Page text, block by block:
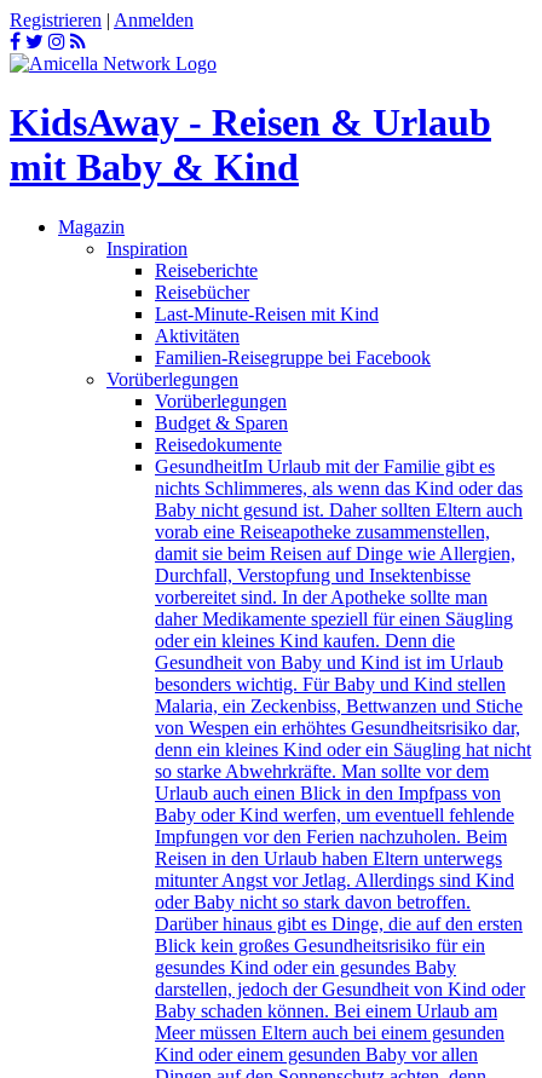
Registrieren | Anmelden
KidsAway - Reisen & Urlaub
mit Baby & Kind
Magazin
Inspiration
Reiseberichte
Reisebücher
Last-Minute-Reisen mit Kind
Aktivitäten
Familien-Reisegruppe bei Facebook
Vorüberlegungen
Vorüberlegungen
Budget & Sparen
Reisedokumente
GesundheitIm Urlaub mit der Familie gibt es
nichts Schlimmeres, als wenn das Kind oder das
Baby nicht gesund ist. Daher sollten Eltern auch
vorab eine Reiseapotheke zusammenstellen,
damit sie beim Reisen auf Dinge wie Allergien,
Durchfall, Verstopfung und Insektenbisse
vorbereitet sind. In der Apotheke sollte man
daher Medikamente speziell für einen Säugling
oder ein kleines Kind kaufen. Denn die
Gesundheit von Baby und Kind ist im Urlaub
besonders wichtig. Für Baby und Kind stellen
Malaria, ein Zeckenbiss, Bettwanzen und Stiche
von Wespen ein erhöhtes Gesundheitsrisiko dar,
denn ein kleines Kind oder ein Säugling hat nicht
so starke Abwehrkräfte. Man sollte vor dem
Urlaub auch einen Blick in den Impfpass von
Baby oder Kind werfen, um eventuell fehlende
Impfungen vor den Ferien nachzuholen. Beim
Reisen in den Urlaub haben Eltern unterwegs
mitunter Angst vor Jetlag. Allerdings sind Kind
oder Baby nicht so stark davon betroffen.
Darüber hinaus gibt es Dinge, die auf den ersten
Blick kein großes Gesundheitsrisiko für ein
gesundes Kind oder ein gesundes Baby
darstellen, jedoch der Gesundheit von Kind oder
Baby schaden können. Bei einem Urlaub am
Meer müssen Eltern auch bei einem gesunden
Kind oder einem gesunden Baby vor allen